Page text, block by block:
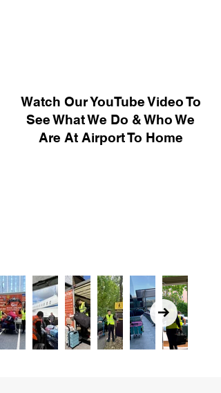
Watch Our YouTube Video To
See What We Do & Who We
Are At Airport To Home